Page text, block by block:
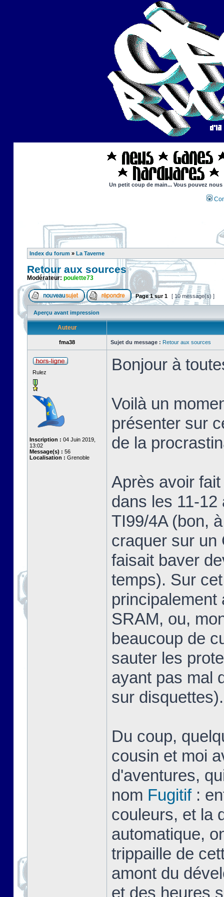
Un petit coup de main... Vous pouvez
Index du forum » La Taverne
Retour aux sources
Modérateur: poulette73
Page1sur1 [ 10 message(s) ]
Aperçu avant impression
Auteur
fma38 Sujet du message : Retour aux sources
Rulez
Inscription : 04 Juin 2019,
13:02
Message(s) : 56
Localisation : Grenoble
Bonjour à
Voilà un
présenter sur
de la
Après avoir
dans les 11-
TI99/4A (bon,
craquer sur un
faisait baver
temps). Sur
principalement
SRAM, ou,
beaucoup de
sauter les
ayant pas mal
sur disquettes).
Du coup,
cousin et moi
d'aventures,
nom Fugitif:
couleurs, et la
automatique,
trippaille de
amont du
et des heures